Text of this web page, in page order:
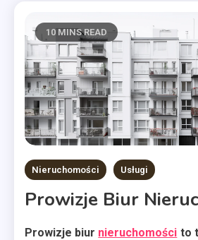
10 MINS READ
Nieruchomości Usługi
Prowizje Biur
Prowizje biur nieruchomości to